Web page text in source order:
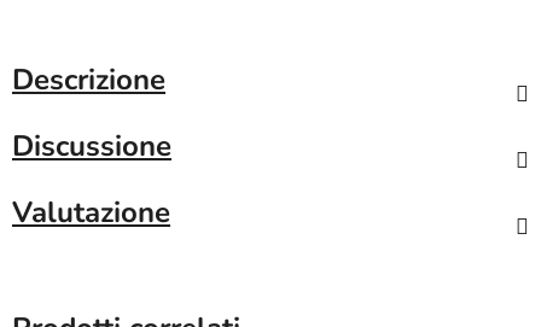
Descrizione
Discussione
Valutazione